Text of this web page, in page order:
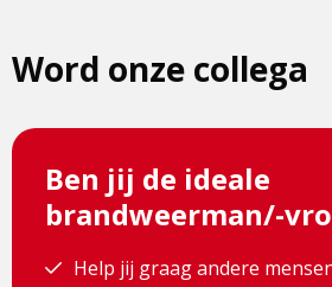
Word onze collega
Ben jij de ideale
brandweerman/-
Help jij graag andere